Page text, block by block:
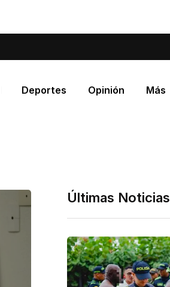
Deportes Opinión Más
Últimas Noticias